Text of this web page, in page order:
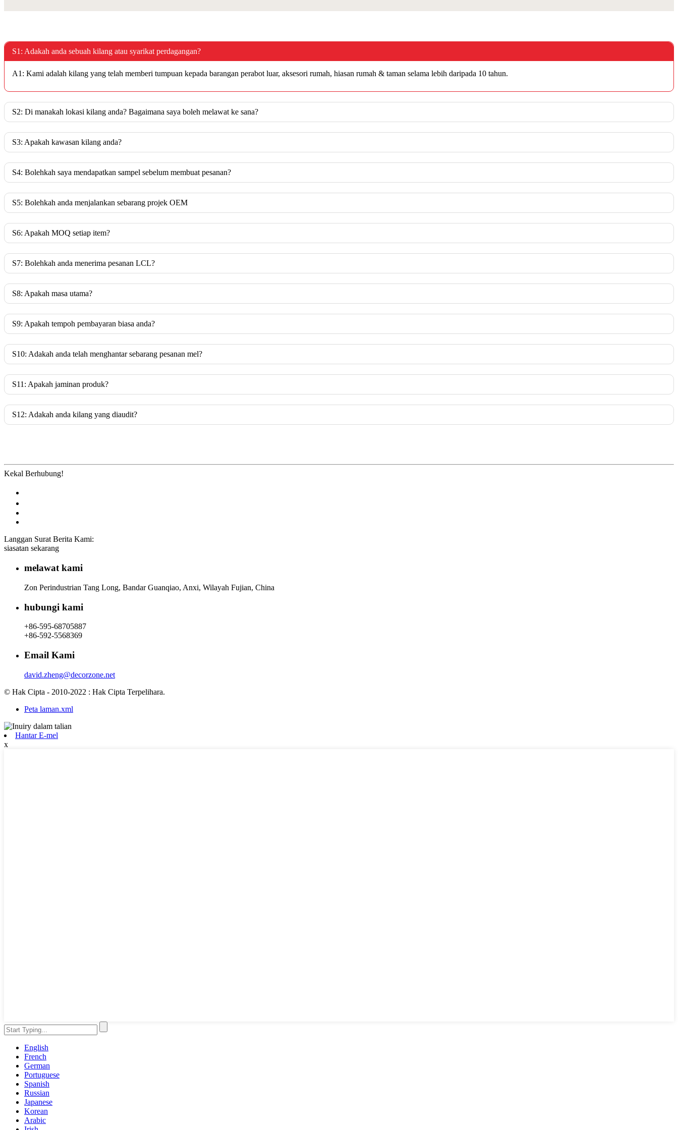
S1: Adakah anda sebuah kilang atau syarikat perdagangan?
A1: Kami adalah kilang yang telah memberi tumpuan kepada barangan perabot luar, aksesori rumah, hiasan rumah & taman selama lebih daripada 10 tahun.
S2: Di manakah lokasi kilang anda? Bagaimana saya boleh melawat ke sana?
S3: Apakah kawasan kilang anda?
S4: Bolehkah saya mendapatkan sampel sebelum membuat pesanan?
S5: Bolehkah anda menjalankan sebarang projek OEM
S6: Apakah MOQ setiap item?
S7: Bolehkah anda menerima pesanan LCL?
S8: Apakah masa utama?
S9: Apakah tempoh pembayaran biasa anda?
S10: Adakah anda telah menghantar sebarang pesanan mel?
S11: Apakah jaminan produk?
S12: Adakah anda kilang yang diaudit?
Kekal Berhubung!
Langgan Surat Berita Kami:
siasatan sekarang
melawat kami
Zon Perindustrian Tang Long, Bandar Guanqiao, Anxi, Wilayah Fujian, China
hubungi kami
+86-595-68705887
+86-592-5568369
Email Kami
david.zheng@decorzone.net
© Hak Cipta - 2010-2022 : Hak Cipta Terpelihara.
Peta laman.xml
Hantar E-mel
x
English
French
German
Portuguese
Spanish
Russian
Japanese
Korean
Arabic